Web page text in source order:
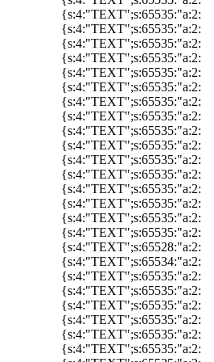
{s:4:"TEXT";s:65535:"a:2:
{s:4:"TEXT";s:65535:"a:2:
{s:4:"TEXT";s:65535:"a:2:
{s:4:"TEXT";s:65535:"a:2:
{s:4:"TEXT";s:65535:"a:2:
{s:4:"TEXT";s:65535:"a:2:
{s:4:"TEXT";s:65535:"a:2:
{s:4:"TEXT";s:65535:"a:2:
{s:4:"TEXT";s:65535:"a:2:
{s:4:"TEXT";s:65535:"a:2:
{s:4:"TEXT";s:65535:"a:2:
{s:4:"TEXT";s:65535:"a:2:
{s:4:"TEXT";s:65535:"a:2:
{s:4:"TEXT";s:65535:"a:2:
{s:4:"TEXT";s:65535:"a:2:
{s:4:"TEXT";s:65535:"a:2:
{s:4:"TEXT";s:65528:"a:2:
{s:4:"TEXT";s:65534:"a:2:
{s:4:"TEXT";s:65535:"a:2:
{s:4:"TEXT";s:65535:"a:2:
{s:4:"TEXT";s:65535:"a:2:
{s:4:"TEXT";s:65535:"a:2:
{s:4:"TEXT";s:65535:"a:2:
{s:4:"TEXT";s:65535:"a:2: